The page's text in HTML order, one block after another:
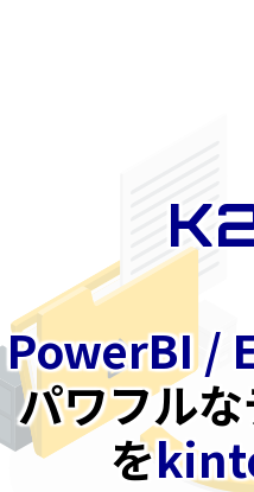
PowerBI /
パワフル
を